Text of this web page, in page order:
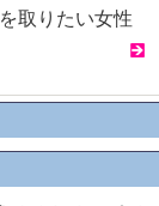
取りたい女性